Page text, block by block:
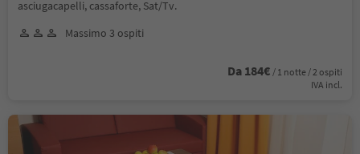
asciugacapelli, cassaforte, Sat/Tv.
Massimo 3 ospiti
Da 184€ / 1 notte / 2 ospiti
IVA incl.